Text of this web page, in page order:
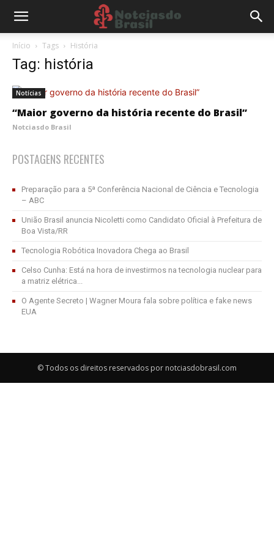
Início Tags História
Tag: história
Notícias
“Maior governo da história recente do Brasil”
Notciasdo Brasil
POSTAGENS RECENTES
Preparação para a 5ª Conferência Nacional de Ciência e Tecnologia
– ABC
União Brasil anuncia Nicoletti como Candidato Oficial à Prefeitura de
Boa Vista/RR
Tecnologia Robótica Inovadora Chega ao Brasil
Celso Cunha: Está na hora de investirmos na tecnologia nuclear para
a matriz elétrica...
O Agente Secreto | Wagner Moura fala sobre política e fake news
EUA
© Todos os direitos reservados por notciasdobrasil.com